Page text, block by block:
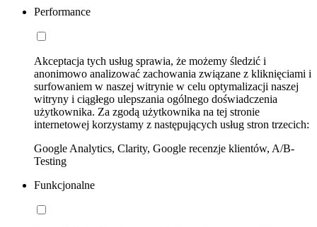
Performance
Akceptacja tych usług sprawia, że możemy śledzić i
anonimowo analizować zachowania związane z kliknięciami i
surfowaniem w naszej witrynie w celu optymalizacji naszej
witryny i ciągłego ulepszania ogólnego doświadczenia
użytkownika. Za zgodą użytkownika na tej stronie
internetowej korzystamy z następujących usług stron trzecich:
Google Analytics, Clarity, Google recenzje klientów, A/B-
Testing
Funkcjonalne